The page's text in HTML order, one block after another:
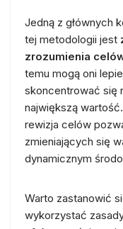
Jedną z głównych
tej metodologii jest
zrozumienia
temu mogą oni
skoncentrować się
największą
rewizja celów
zmieniających się
dynamicznym
Warto zastanowić
wykorzystać